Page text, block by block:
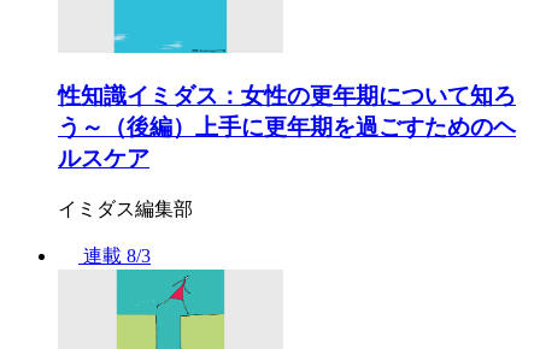
性知識イミダス：女性の更年期について知ろ
う～（後編）上手に更年期を過ごすためのヘ
ルスケア
イミダス編集部
連載 8/3